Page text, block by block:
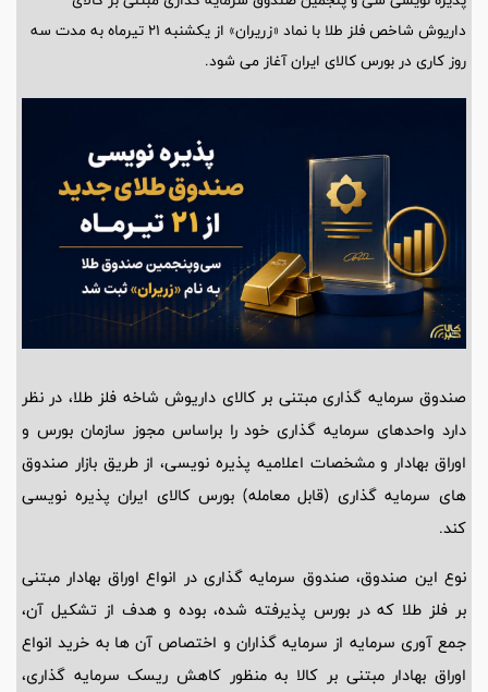
داریوش شاخص فلز طلا با نماد «زریران» از یکشنبه ۲۱ تیرماه به مدت سه
روز کاری در بورس کالای ایران آغاز می شود.
صندوق سرمایه گذاری مبتنی بر کالای داریوش شاخه فلز طلا، در نظر
دارد واحدهای سرمایه گذاری خود را براساس مجوز سازمان بورس و
اوراق بهادار و مشخصات اعلامیه پذیره نویسی، از طریق بازار صندوق
های سرمایه گذاری (قابل معامله) بورس کالای ایران پذیره نویسی
کند.
نوع این صندوق، صندوق سرمایه گذاری در انواع اوراق بهادار مبتنی
بر فلز طلا که در بورس پذیرفته شده، بوده و هدف از تشکیل آن،
جمع آوری سرمایه از سرمایه گذاران و اختصاص آن ها به خرید انواع
اوراق بهادار مبتنی بر کالا به منظور کاهش ریسک سرمایه گذاری،